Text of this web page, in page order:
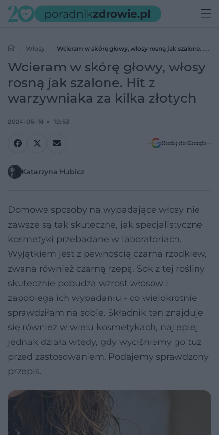
Włosy
Wcieram w skórę głowy, włosy rosną jak szalone. Hit z
warzywniaka za kilka złotych
Wcieram w skórę głowy, włosy
rosną jak szalone. Hit z
warzywniaka za kilka złotych
2024-05-14 12:53
Dodaj do Google
Katarzyna Hubicz
Domowe sposoby na wypadające włosy nie
zawsze są tak skuteczne, jak specjalistyczne
kosmetyki przebadane w laboratoriach.
Wyjątkiem jest z pewnością czarna rzodkiew,
zwana również czarną rzepą. Sok z tej rośliny
skutecznie pobudza wzrost włosów i
zapobiega ich wypadaniu - co wielokrotnie
sprawdziłam na sobie. Składnik ten znajduje
się również w wielu kosmetykach, najlepiej
jednak działa wtedy, gdy wyciśniemy go tuż
przed zastosowaniem. Podajemy sprawdzony
przepis.